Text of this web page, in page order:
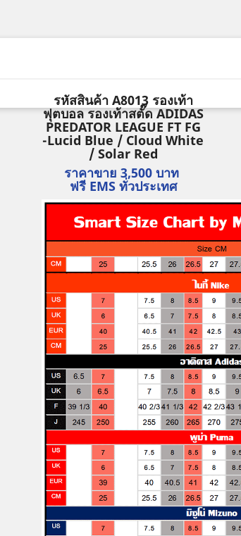
รหัสสินค้า A8013 รองเท้า
ฟุตบอล รองเท้าสตั๊ด ADIDAS
PREDATOR LEAGUE FT FG
-Lucid Blue / Cloud White
/ Solar Red
ราคาขาย 3,500 บาท
ฟรี EMS ทั่วประเทศ